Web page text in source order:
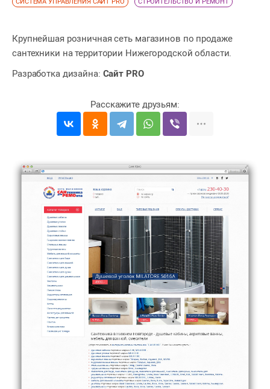
Крупнейшая розничная сеть магазинов по продаже
сантехники на территории Нижегородской области.
Разработка дизайна: Сайт PRO